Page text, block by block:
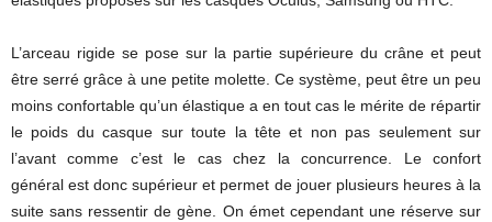
L’arceau rigide se pose sur la partie supérieure du crâne et peut
être serré grâce à une petite molette. Ce système, peut être un peu
moins confortable qu’un élastique a en tout cas le mérite de répartir
le poids du casque sur toute la tête et non pas seulement sur
l’avant comme c’est le cas chez la concurrence. Le confort
général est donc supérieur et permet de jouer plusieurs heures à la
suite sans ressentir de gène. On émet cependant une réserve sur